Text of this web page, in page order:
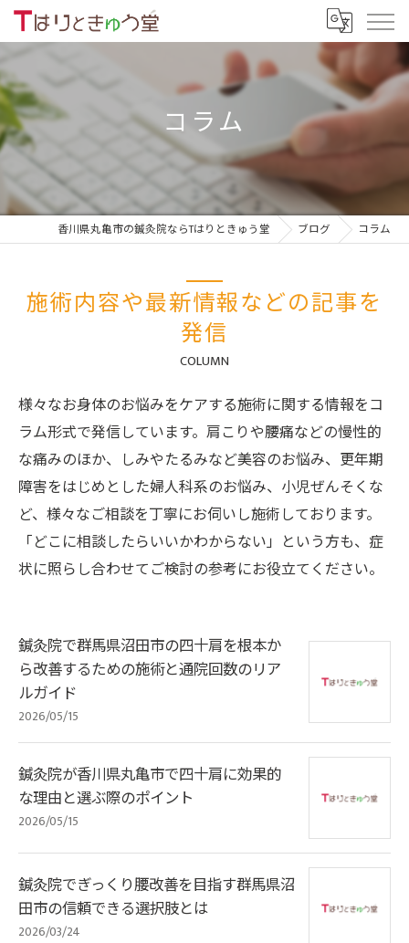
コラム
香川県丸亀市の鍼灸院ならTはりときゅう堂 ブログ コラム
施術内容や最新情報などの記事を
発信
COLUMN
様々なお身体のお悩みをケアする施術に関する情報をコ
ラム形式で発信しています。肩こりや腰痛などの慢性的
な痛みのほか、しみやたるみなど美容のお悩み、更年期
障害をはじめとした婦人科系のお悩み、小児ぜんそくな
ど、様々なご相談を丁寧にお伺いし施術しております。
「どこに相談したらいいかわからない」という方も、症
状に照らし合わせてご検討の参考にお役立てください。
鍼灸院で群馬県沼田市の四十肩を根本か
ら改善するための施術と通院回数のリア
ルガイド
2026/05/15
鍼灸院が香川県丸亀市で四十肩に効果的
な理由と選ぶ際のポイント
2026/05/15
鍼灸院でぎっくり腰改善を目指す群馬県沼
田市の信頼できる選択肢とは
2026/03/24